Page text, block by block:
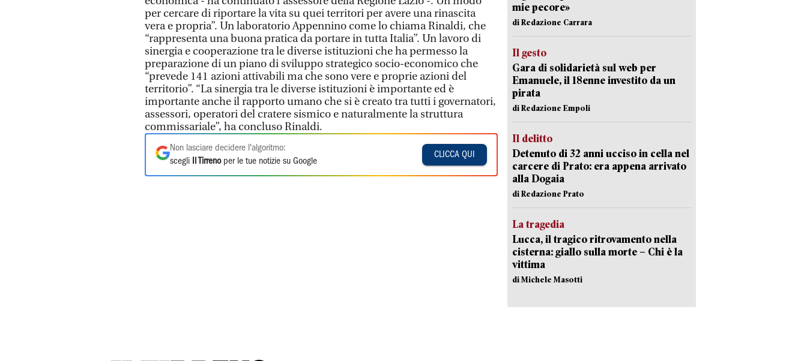
per cercare di riportare la vita su quei territori per avere una rinascita
vera e propria”. Un laboratorio Appennino come lo chiama Rinaldi, che
“rappresenta una buona pratica da portare in tutta Italia”. Un lavoro di
sinergia e cooperazione tra le diverse istituzioni che ha permesso la
preparazione di un piano di sviluppo strategico socio-economico che
“prevede 141 azioni attivabili ma che sono vere e proprie azioni del
territorio”. “La sinergia tra le diverse istituzioni è importante ed è
importante anche il rapporto umano che si è creato tra tutti i governatori,
assessori, operatori del cratere sismico e naturalmente la struttura
commissariale”, ha concluso Rinaldi.
Non lasciare decidere l'algoritmo:
scegli
Il Tirrenoper le tue notizie su Google
CLICCA QUI
mie pecore»
di Redazione Carrara
Il gesto
Gara di solidarietà sul web per
Emanuele, il 18enne investito da un
pirata
di Redazione Empoli
Il delitto
Detenuto di 32 anni ucciso in cella nel
carcere di Prato: era appena arrivato
alla Dogaia
di Redazione Prato
La tragedia
Lucca, il tragico ritrovamento nella
cisterna: giallo sulla morte – Chi è la
vittima
di Michele Masotti